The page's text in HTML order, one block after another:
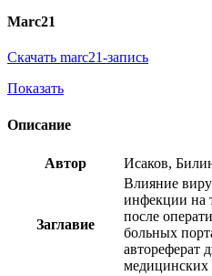
Marc21
Скачать marc21-запись
Показать
Описание
Автор Исаков,
Заглавие
Влияние
инфекции на
после
больных
автореферат
медицинских